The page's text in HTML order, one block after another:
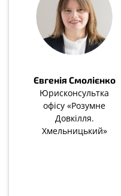
Євгенія Смолієнко
Юрисконсультка
офісу «Розумне
Довкілля.
Хмельницький»